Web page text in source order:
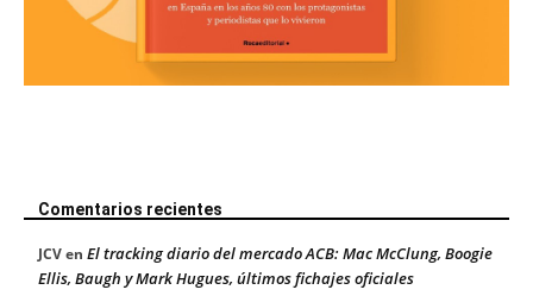
Comentarios recientes
JCVen El tracking diario del mercado ACB: Mac McClung, Boogie
Ellis, Baugh y Mark Hugues, últimos fichajes oficiales